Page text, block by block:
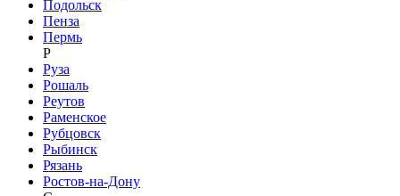
Подольск
Пенза
Пермь
Р
Руза
Рошаль
Реутов
Раменское
Рубцовск
Рыбинск
Рязань
Ростов-на-Дону